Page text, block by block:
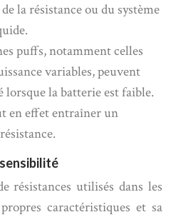
la résistance ou du système
puffs, notamment celles
variables, peuvent
la batterie est faible.
en effet entraîner un
résistances utilisés dans les
caractéristiques et sa